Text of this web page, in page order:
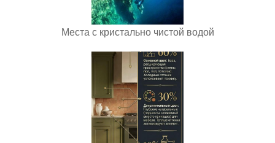
Места с кристально чистой водой